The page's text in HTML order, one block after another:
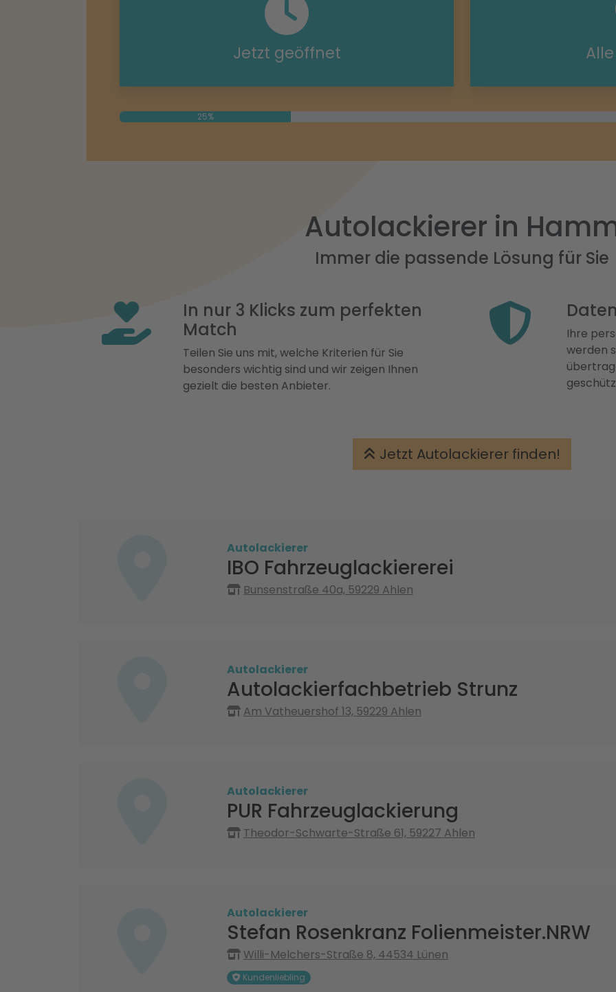
Jetzt geöffnet
25%
Autolackierer in
Immer die passende Lösung für Sie
In nur 3 Klicks zum perfekten
Match
Teilen Sie uns mit, welche Kriterien für Sie
besonders wichtig sind und wir zeigen Ihnen
gezielt die besten Anbieter.
Ihre
werden
Jetzt Autolackierer finden!
Autolackierer
IBO Fahrzeuglackiererei
Bunsenstraße 40a, 59229 Ahlen
Autolackierer
Autolackierfachbetrieb Strunz
Am Vatheuershof 13, 59229 Ahlen
Autolackierer
PUR Fahrzeuglackierung
Theodor-Schwarte-Straße 61, 59227 Ahlen
Autolackierer
Stefan Rosenkranz Folienmeister.NRW
Willi-Melchers-Straße 8, 44534 Lünen
Kundenliebling